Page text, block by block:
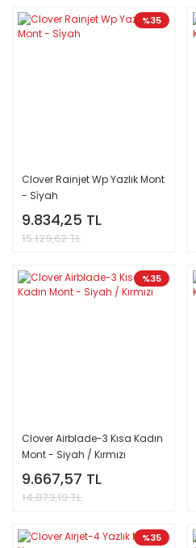
%35
Clover Rainjet Wp Yazlık Mont
- Si̇yah
9.834,25 TL
15.129,62 TL
%35
Clover Airblade-3 Kısa Kadın
Mont - Siyah / Kırmızı
9.667,57 TL
14.873,19 TL
%35